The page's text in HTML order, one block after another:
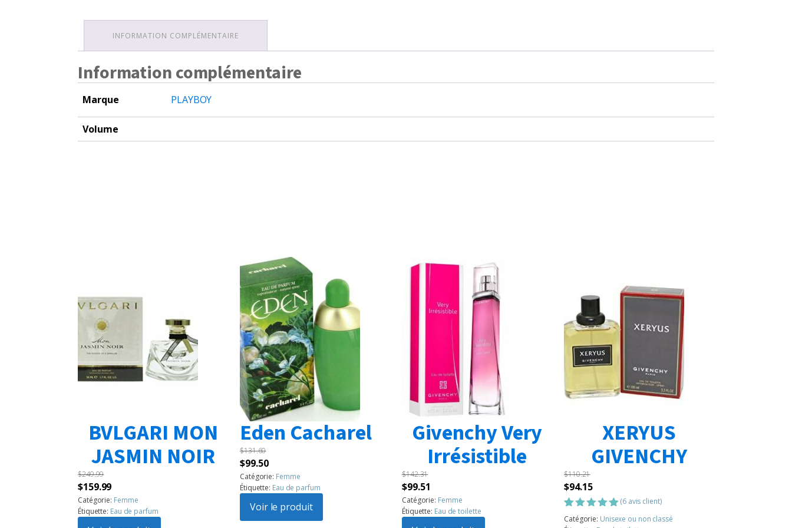
INFORMATION COMPLÉMENTAIRE
Information complémentaire
Marque PLAYBOY
Volume
BVLGARI MON
JASMIN NOIR
$249.99
Le
prix
initial
$159.99Le
prix
actuel
Catégorie: Femme
Étiquette: Eau de parfum
Eden Cacharel
$131.60
Le
prix
initial
était :
$131.60.
$99.50Le
prix
actuel
est :
$99.50.
Catégorie: Femme
Étiquette: Eau de parfum
Voir le produit
Givenchy Very
Irrésistible
$142.31
Le
prix
initial
$99.51
prix
actuel
Catégorie: Femme
Étiquette: Eau de toilette
XERYUS
GIVENCHY
$110.21
Le
prix
initial
$94.15Le
prix
actuel
Noté5.00
sur 5
6
(6avis client)
Catégorie: Unisexe ou non classé